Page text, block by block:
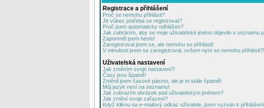
Registrace a přihlášení
Proč se nemohu přihlásit?
Je vůbec potřeba se registrovat?
Proč jsem automaticky odhlášen?
Jak zabráním, aby se moje uživatelské jméno objevilo v seznamu
Zapomněl jsem heslo!
Zaregistroval jsem se, ale nemohu se přihlásit!
V minulosti jsem se zaregistroval, ovšem nyní se nemohu přihlásit?!
Uživatelská nastavení
Jak změním svoje nastavení?
Časy jsou špatně!
Změnil jsem časové pásmo, ale je to stále špatně!
Můj jazyk není na seznamu!
Jak zobrazím obrázek pod uživatelským jménem?
Jak změní svoje zařazení?
Když kliknu na e-mailový odkaz uživatele, jsem vyzván k